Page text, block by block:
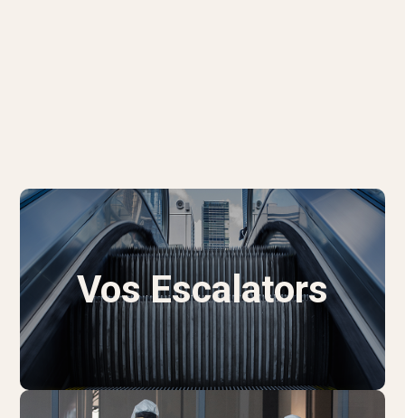
Vos Escalators